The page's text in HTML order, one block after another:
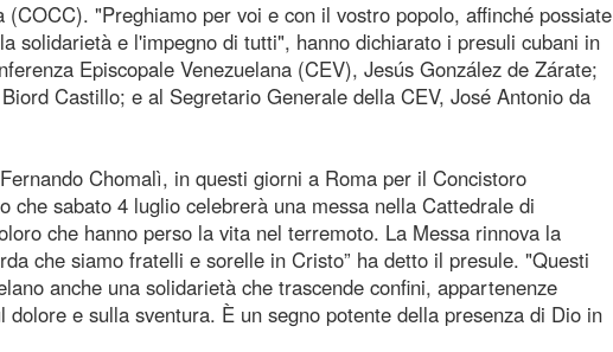
"Preghiamo per voi e con il vostro popolo, affinché possiate
solidarietà e l'impegno di tutti", hanno dichiarato i presuli cubani in
Episcopale Venezuelana (CEV), Jesús González de Zárate;
Castillo; e al Segretario Generale della CEV, José Antonio da
Chomalì, in questi giorni a Roma per il Concistoro
che sabato 4 luglio celebrerà una messa nella Cattedrale di
che hanno perso la vita nel terremoto. La Messa rinnova la
che siamo fratelli e sorelle in Cristo” ha detto il presule. "Questi
anche una solidarietà che trascende confini, appartenenze
e sulla sventura. È un segno potente della presenza di Dio in